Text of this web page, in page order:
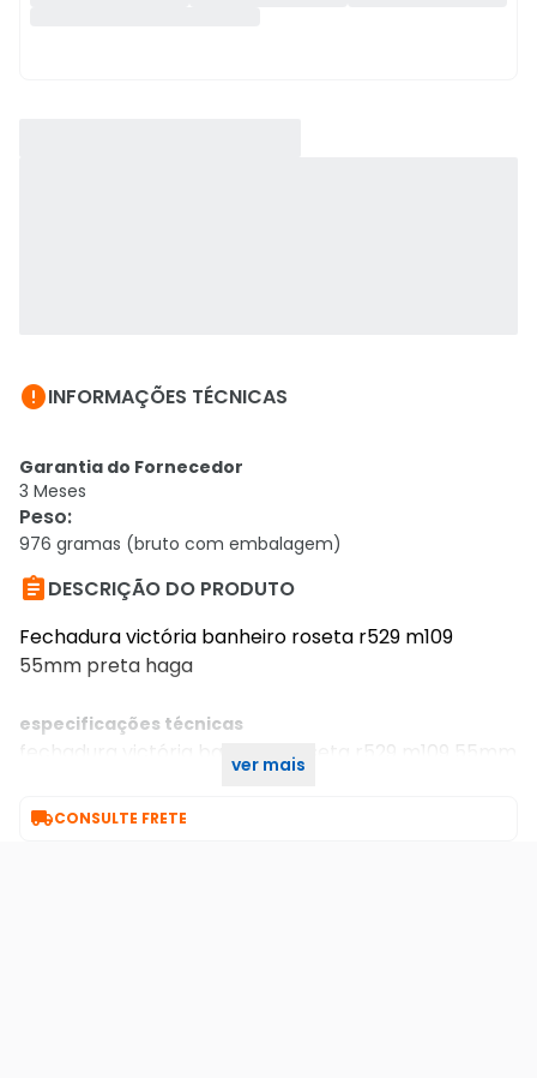
INFORMAÇÕES TÉCNICAS
Garantia do Fornecedor
3 Meses
Peso:
976 gramas (bruto com embalagem)
DESCRIÇÃO DO PRODUTO
Fechadura victória banheiro roseta r529 m109
55mm preta haga
especificações técnicas
fechadura victória banheiro roseta r529 m109 55mm
ver mais
CONSULTE FRETE